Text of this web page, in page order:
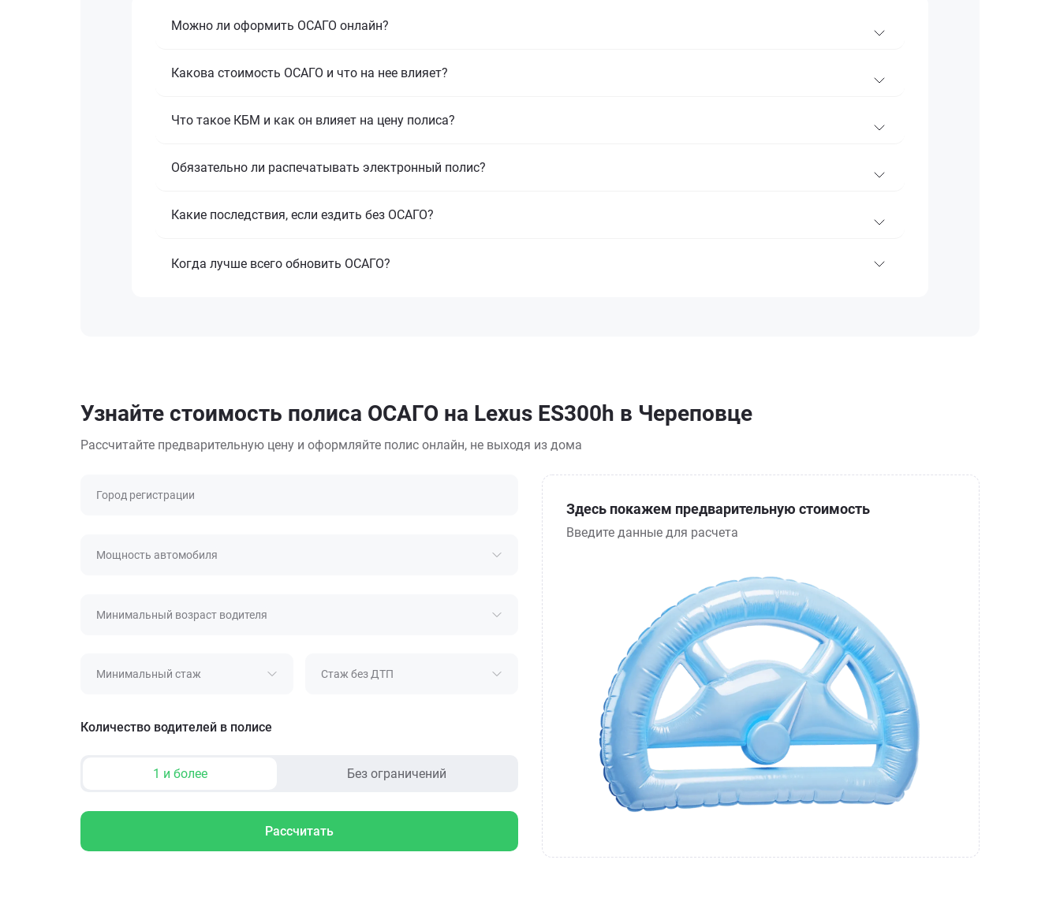
Можно ли оформить ОСАГО онлайн?
Какова стоимость ОСАГО и что на нее влияет?
Что такое КБМ и как он влияет на цену полиса?
Обязательно ли распечатывать электронный полис?
Какие последствия, если ездить без ОСАГО?
Когда лучше всего обновить ОСАГО?
Узнайте стоимость полиса ОСАГО на Lexus ES300h в Череповце
Рассчитайте предварительную цену и оформляйте полис онлайн, не выходя из дома
Город регистрации
Мощность автомобиля
Минимальный возраст водителя
Минимальный стаж Стаж без ДТП
Количество водителей в полисе
1 и более Без ограничений
Рассчитать
Здесь покажем предварительную стоимость
Введите данные для расчета